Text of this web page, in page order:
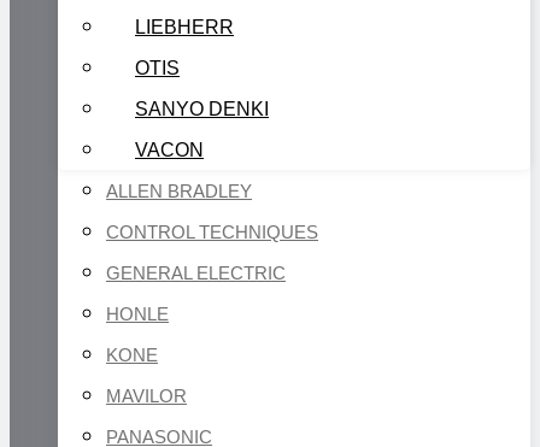
LIEBHERR
OTIS
SANYO DENKI
VACON
ALLEN BRADLEY
CONTROL TECHNIQUES
GENERAL ELECTRIC
HONLE
KONE
MAVILOR
PANASONIC